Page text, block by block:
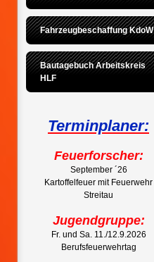
Fahrzeugbeschaffung KdoW
Bautagebuch Arbeitskreis
HLF
Terminplaner:
Feuerforscher:
September ´26
Kartoffelfeuer mit Feuerwehr
Streitau
Jugendgruppe:
Fr. und Sa. 11./12.9.2026
Berufsfeuerwehrtag